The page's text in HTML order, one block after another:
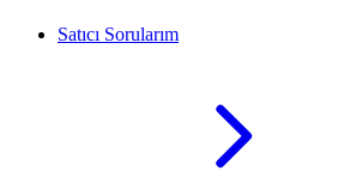
Satıcı Sorularım